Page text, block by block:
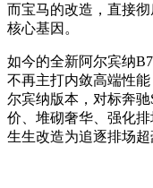
而宝马的改造，直接
核心基因。
如今的全新阿尔宾纳
不再主打内敛高端性
尔宾纳版本，对标奔驰
价、堆砌奢华、强化
生生改造为追逐排场超